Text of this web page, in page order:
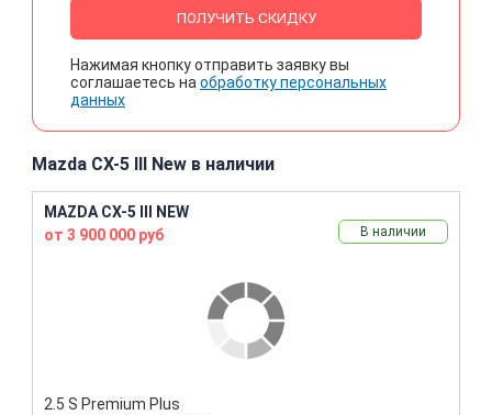
ПОЛУЧИТЬ СКИДКУ
Нажимая кнопку отправить заявку вы
соглашаетесь на обработку персональных
данных
Mazda CX-5 III New в наличии
MAZDA CX-5 III NEW
от 3 900 000 руб
В наличии
2.5 S Premium Plus